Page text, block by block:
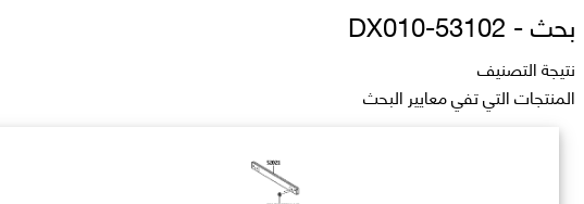
بحث - 53102-DX010
نتيجة التصنيف
المنتجات التي تفي معايير البحث